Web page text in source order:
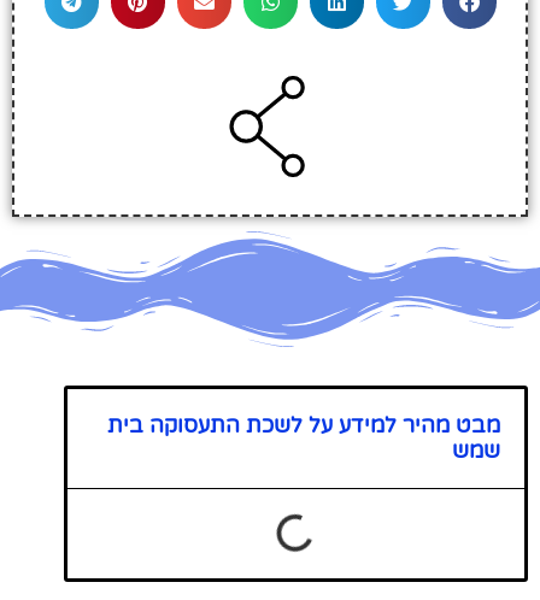
מבט מהיר למידע על לשכת התעסוקה בית
שמש